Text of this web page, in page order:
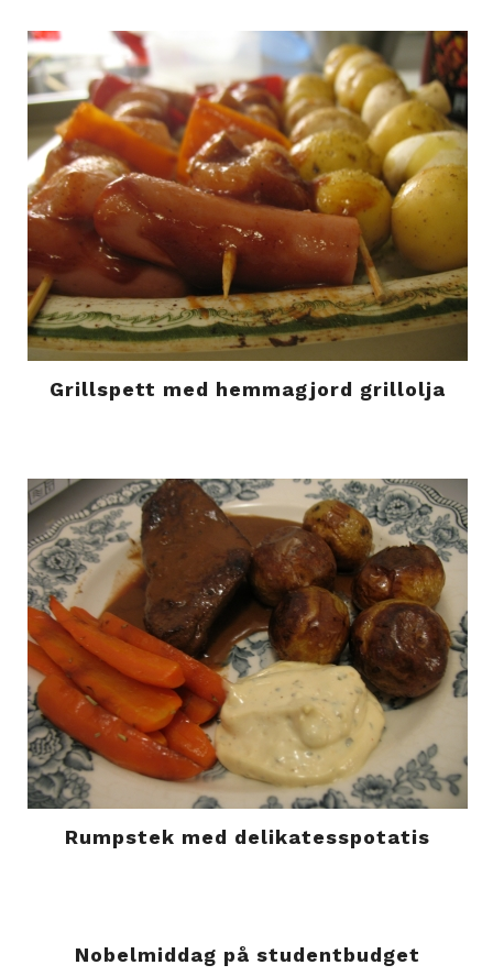
Grillspett med hemmagjord grillolja
Rumpstek med delikatesspotatis
Nobelmiddag på studentbudget